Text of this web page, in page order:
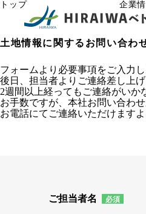
トップ 企業
土地情報に関するお問い合わ
フォームより必要事項をご入力
後日、担当者よりご連絡差し上げ
2週間以上経ってもご連絡がいか
お手数ですが、本社お問い合わせ
お電話にてご連絡いただけます
ご担当者名